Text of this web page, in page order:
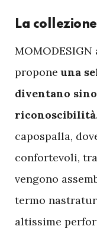
La
M
proponeuna
diventano
riconoscibilità
capospalla,
confortevoli,
vengono
termo
altissime